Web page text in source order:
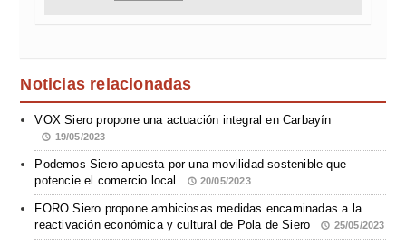
Noticias relacionadas
VOX Siero propone una actuación integral en Carbayín
19/05/2023
Podemos Siero apuesta por una movilidad sostenible que
potencie el comercio local
20/05/2023
FORO Siero propone ambiciosas medidas encaminadas a la
reactivación económica y cultural de Pola de Siero
25/05/2023